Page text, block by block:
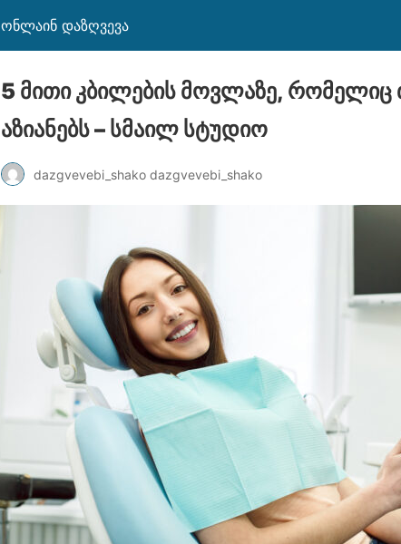
ონლაინ დაზღვევა
5 მითი კბილების მოვლაზე, რომელიც
აზიანებს – სმაილ სტუდიო
dazgvevebi_shako dazgvevebi_shako